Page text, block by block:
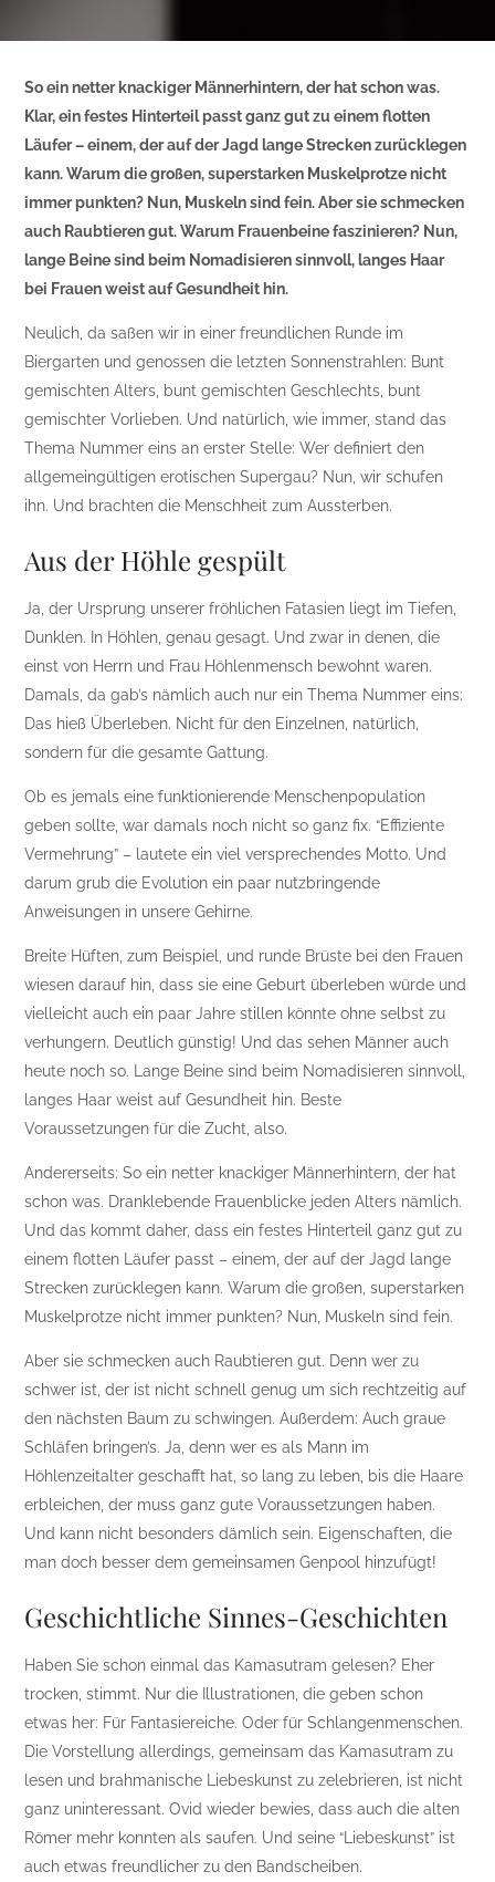
So ein netter knackiger Männerhintern, der hat schon was.
Klar, ein festes Hinterteil passt ganz gut zu einem flotten
Läufer – einem, der auf der Jagd lange Strecken zurücklegen
kann. Warum die großen, superstarken Muskelprotze nicht
immer punkten? Nun, Muskeln sind fein. Aber sie schmecken
auch Raubtieren gut. Warum Frauenbeine faszinieren? Nun,
lange Beine sind beim Nomadisieren sinnvoll, langes Haar
bei Frauen weist auf Gesundheit hin.
Neulich, da saßen wir in einer freundlichen Runde im
Biergarten und genossen die letzten Sonnenstrahlen: Bunt
gemischten Alters, bunt gemischten Geschlechts, bunt
gemischter Vorlieben. Und natürlich, wie immer, stand das
Thema Nummer eins an erster Stelle: Wer definiert den
allgemeingültigen erotischen Supergau? Nun, wir schufen
ihn. Und brachten die Menschheit zum Aussterben.
Aus der Höhle gespült
Ja, der Ursprung unserer fröhlichen Fatasien liegt im Tiefen,
Dunklen. In Höhlen, genau gesagt. Und zwar in denen, die
einst von Herrn und Frau Höhlenmensch bewohnt waren.
Damals, da gab’s nämlich auch nur ein Thema Nummer eins:
Das hieß Überleben. Nicht für den Einzelnen, natürlich,
sondern für die gesamte Gattung.
Ob es jemals eine funktionierende Menschenpopulation
geben sollte, war damals noch nicht so ganz fix. “Effiziente
Vermehrung” – lautete ein viel versprechendes Motto. Und
darum grub die Evolution ein paar nutzbringende
Anweisungen in unsere Gehirne.
Breite Hüften, zum Beispiel, und runde Brüste bei den Frauen
wiesen darauf hin, dass sie eine Geburt überleben würde und
vielleicht auch ein paar Jahre stillen könnte ohne selbst zu
verhungern. Deutlich günstig! Und das sehen Männer auch
heute noch so. Lange Beine sind beim Nomadisieren sinnvoll,
langes Haar weist auf Gesundheit hin. Beste
Voraussetzungen für die Zucht, also.
Andererseits: So ein netter knackiger Männerhintern, der hat
schon was. Dranklebende Frauenblicke jeden Alters nämlich.
Und das kommt daher, dass ein festes Hinterteil ganz gut zu
einem flotten Läufer passt – einem, der auf der Jagd lange
Strecken zurücklegen kann. Warum die großen, superstarken
Muskelprotze nicht immer punkten? Nun, Muskeln sind fein.
Aber sie schmecken auch Raubtieren gut. Denn wer zu
schwer ist, der ist nicht schnell genug um sich rechtzeitig auf
den nächsten Baum zu schwingen. Außerdem: Auch graue
Schläfen bringen’s. Ja, denn wer es als Mann im
Höhlenzeitalter geschafft hat, so lang zu leben, bis die Haare
erbleichen, der muss ganz gute Voraussetzungen haben.
Und kann nicht besonders dämlich sein. Eigenschaften, die
man doch besser dem gemeinsamen Genpool hinzufügt!
Geschichtliche Sinnes-Geschichten
Haben Sie schon einmal das Kamasutram gelesen? Eher
trocken, stimmt. Nur die Illustrationen, die geben schon
etwas her: Für Fantasiereiche. Oder für Schlangenmenschen.
Die Vorstellung allerdings, gemeinsam das Kamasutram zu
lesen und brahmanische Liebeskunst zu zelebrieren, ist nicht
ganz uninteressant. Ovid wieder bewies, dass auch die alten
Römer mehr konnten als saufen. Und seine “Liebeskunst” ist
auch etwas freundlicher zu den Bandscheiben.